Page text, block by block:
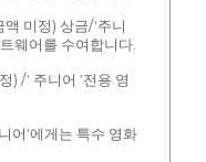
액 미정) 상금/'주니
웨어를 수여합니다.
) /' 주니어 '전용 영
어'에게는 특수 영화